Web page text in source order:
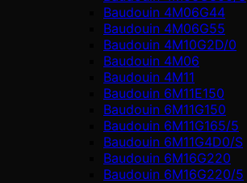
Baudouin 4M06G44
Baudouin 4M06G55
Baudouin 4M10G2D/0
Baudouin 4М06
Baudouin 4М11
Baudouin 6M11E150
Baudouin 6M11G150
Baudouin 6M11G165/5
Baudouin 6M11G4D0/S
Baudouin 6M16G220
Baudouin 6M16G220/5